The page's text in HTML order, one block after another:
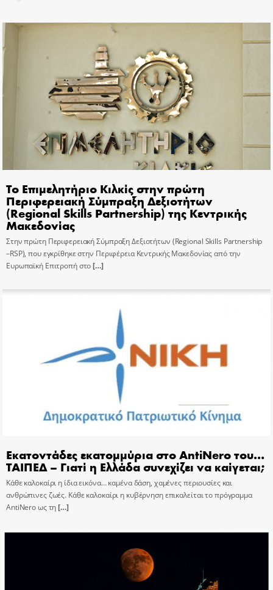
Το Επιμελητήριο Κιλκίς στην πρώτη
Περιφερειακή Σύμπραξη Δεξιοτήτων
(Regional Skills Partnership) της Κεντρικής
Μακεδονίας
Στην πρώτη Περιφερειακή Σύμπραξη Δεξιοτήτων (Regional Skills Partnership
–RSP), που εγκρίθηκε στην Περιφέρεια Κεντρικής Μακεδονίας από την
Ευρωπαϊκή Επιτροπή στο[…]
Εκατοντάδες εκατομμύρια στο AntiNero του…
ΤΑΙΠΕΔ – Γιατί η Ελλάδα συνεχίζει να καίγεται;
Κάθε καλοκαίρι η ίδια εικόνα… καμένα δάση, χαμένες περιουσίες και
ανθρώπινες ζωές. Κάθε καλοκαίρι η κυβέρνηση επικαλείται το πρόγραμμα
AntiNero ως τη[…]